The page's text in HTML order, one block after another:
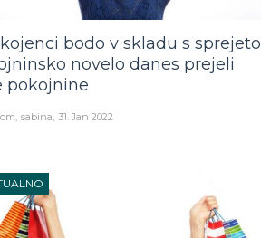
bodo v skladu s sprejeto
novelo danes prejeli
pokojnine
sabina 31. Jan 2022